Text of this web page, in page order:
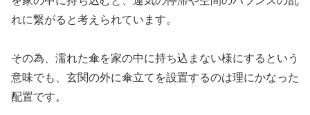
れに繋がると考えられています。
その為、濡れた傘を家の中に持ち込まない様にするという
意味でも、玄関の外に傘立てを設置するのは理にかなった
配置です。